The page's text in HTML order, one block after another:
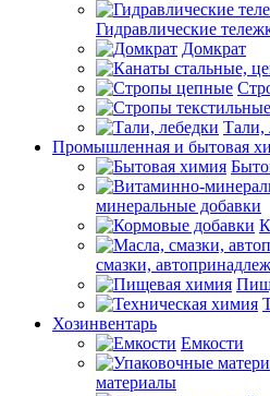
Гидравлические
Домкрат
Тали,
Промышленная и бытовая
минеральные добавки
смазки,
Хозинвентарь
Емкости
материалы